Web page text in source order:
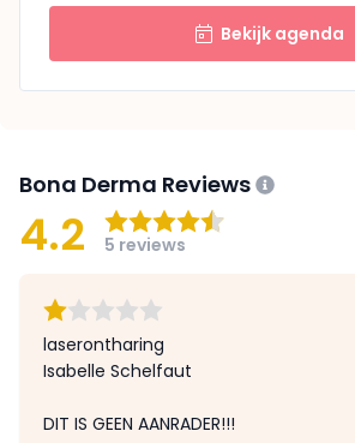
Bekijk agenda
Bona Derma Reviews
4.2 5 reviews
laserontharing
Isabelle Schelfaut
DIT IS GEEN AANRADER!!!